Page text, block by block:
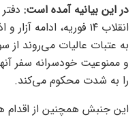
در این بیانیه آمده است:
انقلاب ۱۴ فوریه،
به عتبات عالیات می‌روند از
و ممنوعیت خودسرانه سفر
را به شدت محکوم می‌کند.
این جنبش همچنین از اقدام